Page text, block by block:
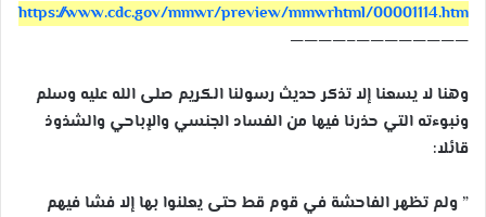
https://www.cdc.gov/mmwr/preview/mmwrhtml/00001114.htm
————————–
————
وهنا لا يسعنا إلا تذكر حديث رسولنا الكريم صلى الله عليه وسلم
ونبوءته التي حذرنا فيها من الفساد الجنسي والإباحي والشذوذ
قائلا:
” ولم تظهر الفاحشة في قوم قط حتى يعلنوا بها إلا فشا فيهم